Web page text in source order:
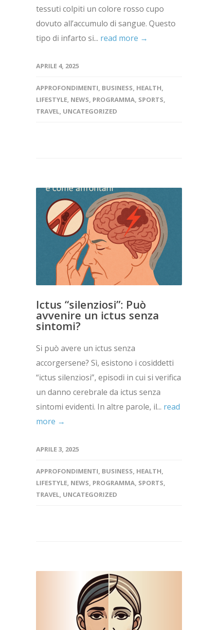
tessuti colpiti un colore rosso cupo
dovuto all’accumulo di sangue. Questo
tipo di infarto si... read more →
APRILE 4, 2025
APPROFONDIMENTI, BUSINESS, HEALTH,
LIFESTYLE, NEWS, PROGRAMMA, SPORTS,
TRAVEL, UNCATEGORIZED
Ictus “silenziosi”: Può
avvenire un ictus senza
sintomi?
Si può avere un ictus senza
accorgersene? Sì, esistono i cosiddetti
“ictus silenziosi”, episodi in cui si verifica
un danno cerebrale da ictus senza
sintomi evidenti. In altre parole, il... read
more →
APRILE 3, 2025
APPROFONDIMENTI, BUSINESS, HEALTH,
LIFESTYLE, NEWS, PROGRAMMA, SPORTS,
TRAVEL, UNCATEGORIZED